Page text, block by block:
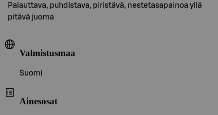
Palauttava, puhdistava, piristävä, nestetasapainoa yllä
pitävä juoma
Valmistusmaa
Suomi
Ainesosat